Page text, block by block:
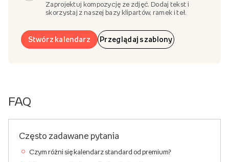
Zaprojektuj kompozycję ze zdjęć. Dodaj tekst i
skorzystaj z naszej bazy klipartów, ramek i teł.
Stwórz kalendarz Przeglądaj szablony
FAQ
Często zadawane pytania
Czym różni się kalendarz standard od premium?